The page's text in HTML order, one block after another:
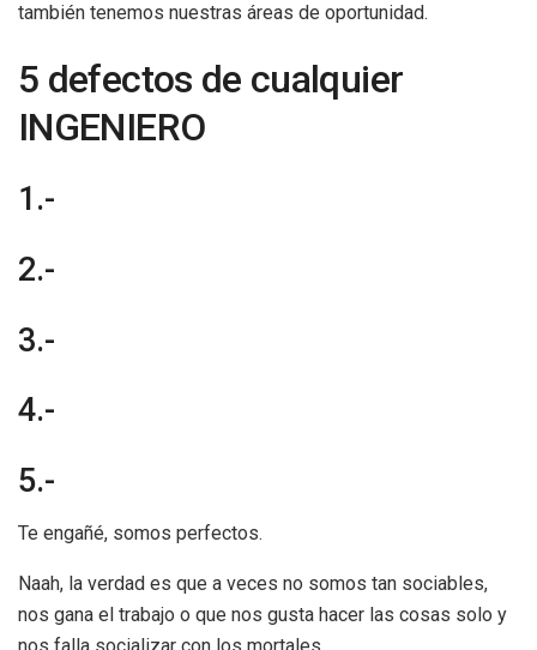
también tenemos nuestras áreas de oportunidad.
5 defectos de cualquier
INGENIERO
1.-
2.-
3.-
4.-
5.-
Te engañé, somos perfectos.
Naah, la verdad es que a veces no somos tan sociables,
nos gana el trabajo o que nos gusta hacer las cosas solo y